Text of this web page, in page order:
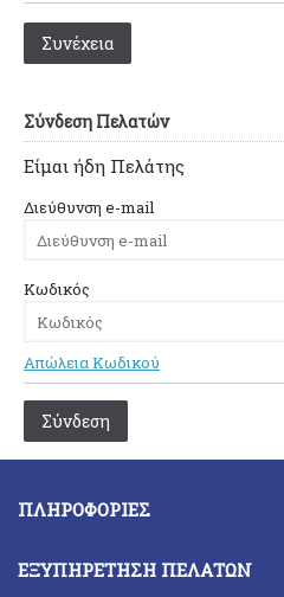
Συνέχεια
Σύνδεση Πελατών
Είμαι ήδη Πελάτης
Διεύθυνση e-mail
Κωδικός
Απώλεια Κωδικού
ΠΛΗΡΟΦΟΡΊΕΣ
ΕΞΥΠΗΡΈΤΗΣΗ ΠΕΛΑΤΏΝ